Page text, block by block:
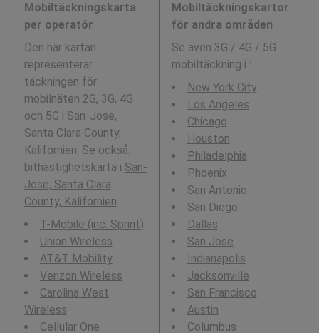
Mobiltäckningskarta
per operatör
Den här kartan
representerar
täckningen för
mobilnäten 2G, 3G, 4G
och 5G i San-Jose,
Santa Clara County,
Kalifornien. Se också:
bithastighetskarta i San-
Jose, Santa Clara
County, Kalifornien.
T-Mobile (inc. Sprint)
Union Wireless
AT&T Mobility
Verizon Wireless
Carolina West
Wireless
Cellular One
Mobiltäckningskartor
för andra områden
Se även 3G / 4G / 5G
mobiltäckning i :
New York City
Los Angeles
Chicago
Houston
Philadelphia
Phoenix
San Antonio
San Diego
Dallas
San Jose
Indianapolis
Jacksonville
San Francisco
Austin
Columbus